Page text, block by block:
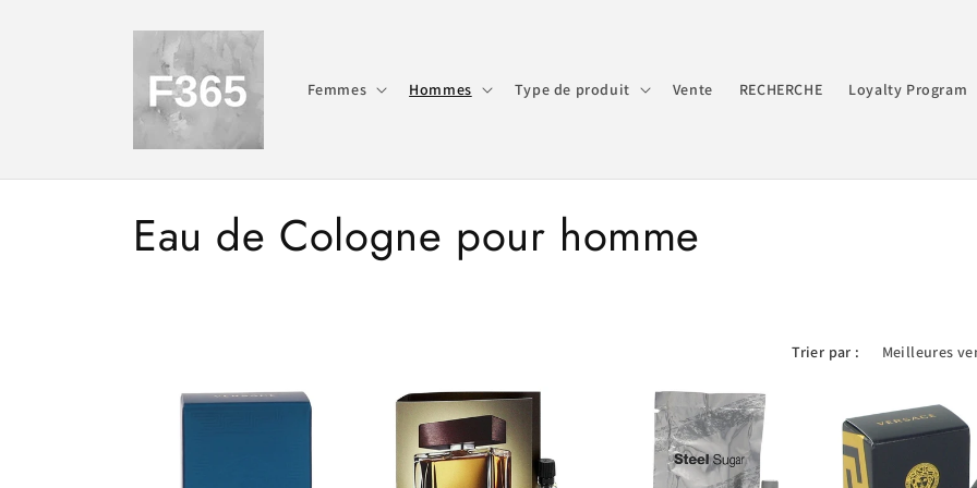
Femmes Hommes Type de produit Vente RECHERCHE Loyalty Program
C
Eau de Cologne pour homme
Trier par :